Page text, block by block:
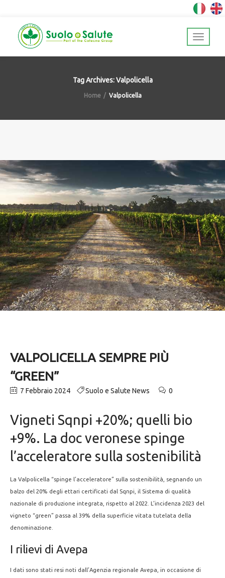
Tag Archives: Valpolicella
Home Valpolicella
VALPOLICELLA SEMPRE PIÙ
“GREEN”
7 Febbraio 2024 Suolo e Salute News 0
Vigneti Sqnpi +20%; quelli bio
+9%. La doc veronese spinge
l’acceleratore sulla sostenibilità
La Valpolicella “spinge l’acceleratore” sulla sostenibilità, segnando un
balzo del 20% degli ettari certificati dal Sqnpi, il Sistema di qualità
nazionale di produzione integrata, rispetto al 2022. L’incidenza 2023 del
vigneto “green” passa al 39% della superficie vitata tutelata della
denominazione.
I rilievi di Avepa
I dati sono stati resi noti dall’Agenzia regionale Avepa, in occasione di